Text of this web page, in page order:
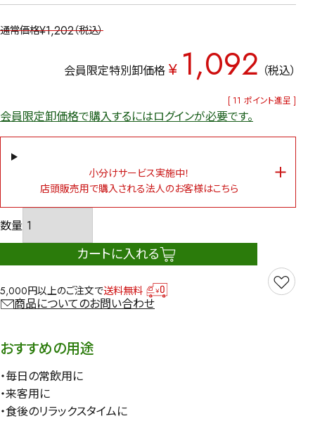
通常価格¥1,202 税込
会員限定特別卸価格 ¥ 1,092 税込
[ 11 ポイント進呈 ]
会員限定卸価格で購入するにはログインが必要です。
小分けサービス実施中！
店頭販売用で購入される法人のお客様はこちら
カートに入れる
5,000円以上のご注文で送料無料
商品についてのお問い合わせ
おすすめの用途
・毎日の常飲用に
・来客用に
・食後のリラックスタイムに